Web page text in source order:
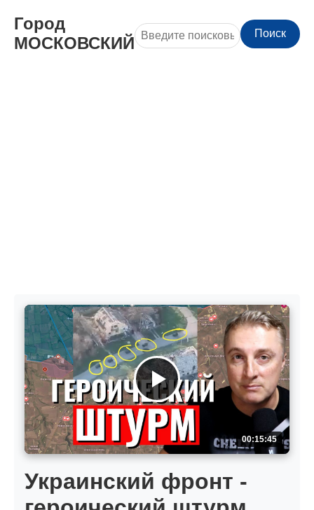
Город
МОСКОВСКИЙ
Поиск
00:15:45
Украинский фронт -